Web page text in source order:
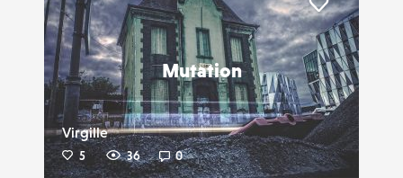
Mutation
Virgille
5 36 0
Liker